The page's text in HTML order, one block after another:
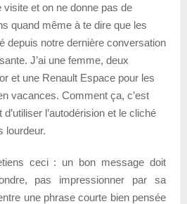
et on ne donne pas de
quand même à te dire que les
depuis notre dernière conversation
J’ai une femme, deux
et une Renault Espace pour les
vacances. Comment ça, c’est
d’utiliser l’autodérision et le cliché
lourdeur.
ceci : un bon message doit
pas impressionner par sa
une phrase courte bien pensée